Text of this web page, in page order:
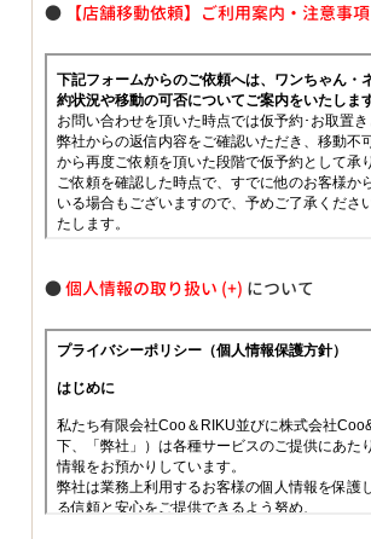
● 【店舗移動依頼】ご利用案内・注意事項
●個人情報の取り扱い について